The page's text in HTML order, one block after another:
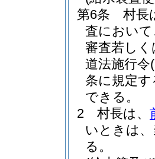
第6条
村長
査において
審査若し
道法施行令
条に規定
できる。
2
村長は、
いときは
る。